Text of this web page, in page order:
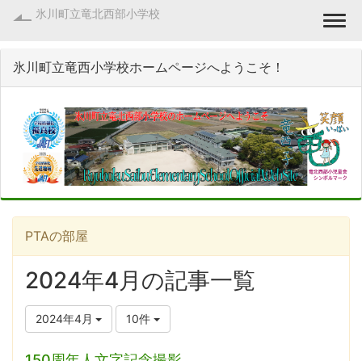
氷川町立竜北西部小学校
氷川町立竜西小学校ホームページへようこそ！
PTAの部屋
2024年4月の記事一覧
2024年4月 10件